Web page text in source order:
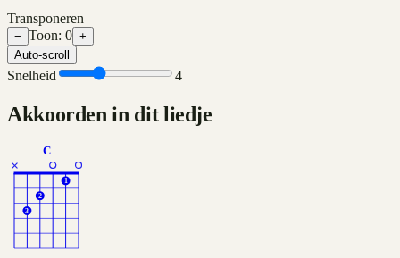
Transponeren
− Toon: 0 +
Auto-scroll
Snelheid 4
Akkoorden in dit liedje
C
×
3
2
1